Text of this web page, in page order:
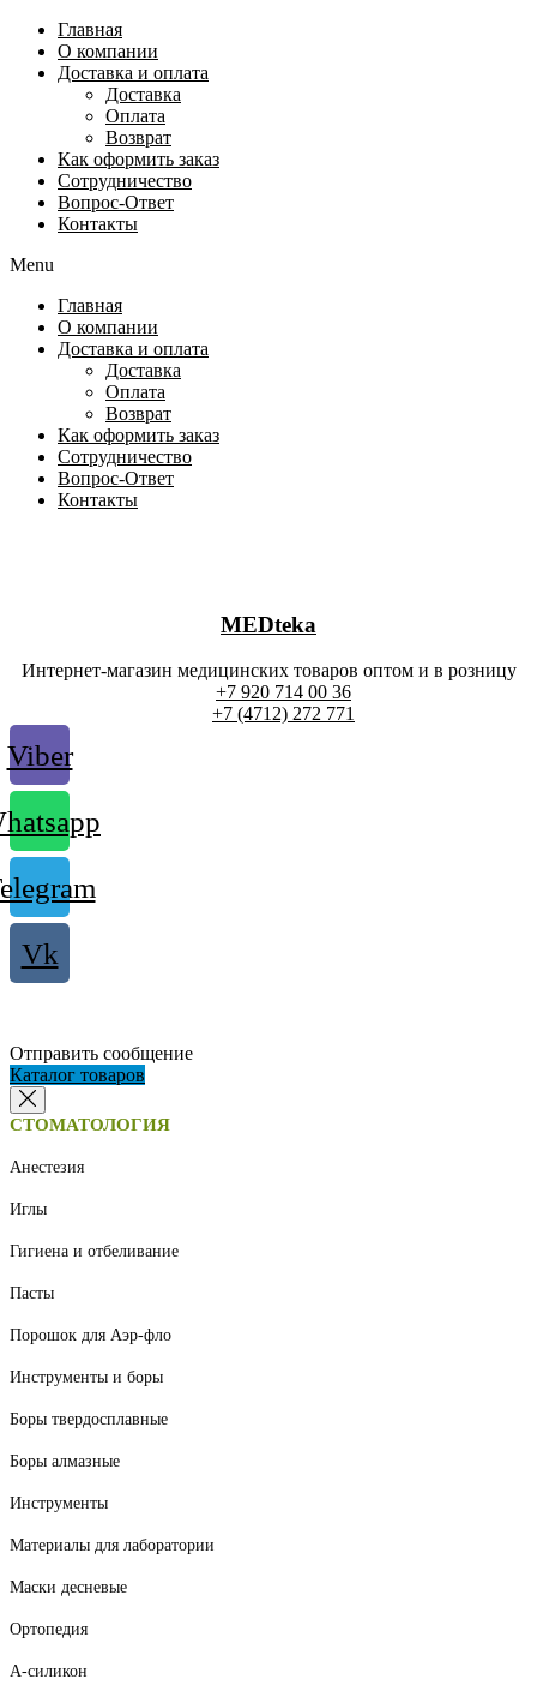
Перейти
содержимому
Главная
О компании
Доставка и оплата
Доставка
Оплата
Возврат
Как оформить заказ
Сотрудничество
Вопрос-Ответ
Контакты
Menu
Главная
О компании
Доставка и оплата
Доставка
Оплата
Возврат
Как оформить заказ
Сотрудничество
Вопрос-Ответ
Контакты
MEDteka
Интернет-магазин медицинских товаров оптом и в розницу
+7 920 714 00 36
+7 (4712) 272 771
Viber
Vk
Отправить сообщение
Каталог товаров
СТОМАТОЛОГИЯ
Анестезия
Иглы
Гигиена и отбеливание
Пасты
Порошок для Аэр-фло
Инструменты и боры
Боры твердосплавные
Боры алмазные
Инструменты
Материалы для лаборатории
Маски десневые
Ортопедия
А-силикон